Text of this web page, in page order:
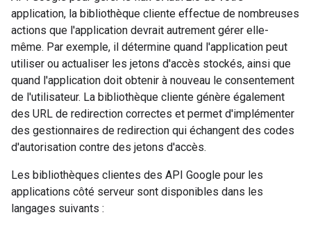
application, la bibliothèque cliente effectue de nombreuses
actions que l'application devrait autrement gérer elle-
même. Par exemple, il détermine quand l'application peut
utiliser ou actualiser les jetons d'accès stockés, ainsi que
quand l'application doit obtenir à nouveau le consentement
de l'utilisateur. La bibliothèque cliente génère également
des URL de redirection correctes et permet d'implémenter
des gestionnaires de redirection qui échangent des codes
d'autorisation contre des jetons d'accès.
Les bibliothèques clientes des API Google pour les
applications côté serveur sont disponibles dans les
langages suivants :